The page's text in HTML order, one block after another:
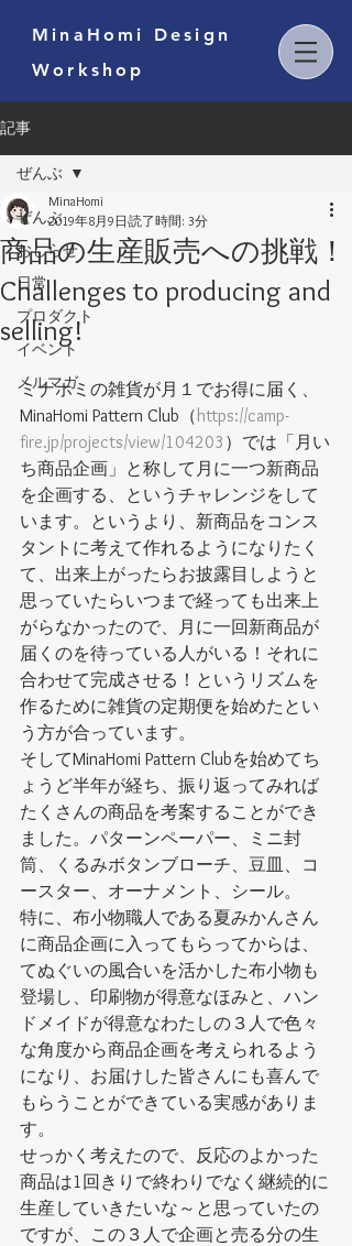
MinaHomi Design
Workshop
記事
ぜんぶ
おしらせ
日常
プロダクト
イベント
メルマガ
ぜんぶ
商品の生産販売への挑戦！
Challenges to producing and
selling!
MinaHomi
2019年8月9日 読了時間: 3分
ミナホミの雑貨が月１でお得に届く、
MinaHomi Pattern Club（ https://camp-
fire.jp/projects/view/104203 ）では「月い
ち商品企画」と称して月に一つ新商品
を企画する、というチャレンジをして
います。というより、新商品をコンス
タントに考えて作れるようになりたく
て、出来上がったらお披露目しようと
思っていたらいつまで経っても出来上
がらなかったので、月に一回新商品が
届くのを待っている人がいる！それに
合わせて完成させる！というリズムを
作るために雑貨の定期便を始めたとい
う方が合っています。
そしてMinaHomi Pattern Clubを始めてち
ょうど半年が経ち、振り返ってみれば
たくさんの商品を考案することができ
ました。パターンペーパー、ミニ封
筒、くるみボタンブローチ、豆皿、コ
ースター、オーナメント、シール。
特に、布小物職人である夏みかんさん
に商品企画に入ってもらってからは、
てぬぐいの風合いを活かした布小物も
登場し、印刷物が得意なほみと、ハン
ドメイドが得意なわたしの３人で色々
な角度から商品企画を考えられるよう
になり、お届けした皆さんにも喜んで
もらうことができている実感がありま
す。
せっかく考えたので、反応のよかった
商品は1回きりで終わりでなく継続的に
生産していきたいな～と思っていたの
ですが、この３人で企画と売る分の生